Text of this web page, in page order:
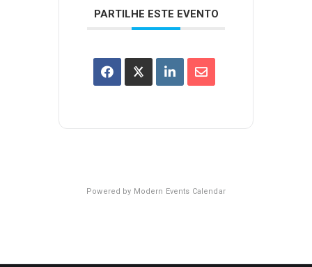
PARTILHE ESTE EVENTO
Powered by Modern Events Calendar